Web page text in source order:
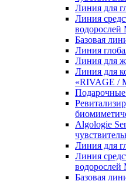
Линия для
Линия
водорослей
Базовая
Линия
Линия для
Линия для
«RIVAGE
Algologie
Линия для
Линия
водорослей
Базовая